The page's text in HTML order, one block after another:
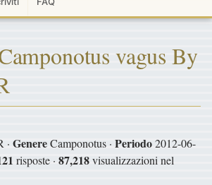
vagus By
· GenereCamponotus · Periodo2012-06-
risposte · 87,218visualizzazioni nel